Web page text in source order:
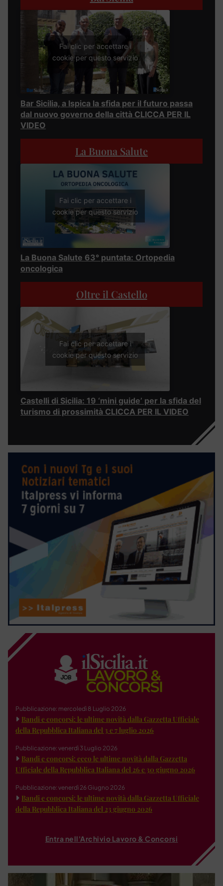
Fai clic per accettare i
cookie per questo servizio
Bar Sicilia, a Ispica la sfida per il futuro passa
dal nuovo governo della città CLICCA PER IL
VIDEO
La Buona Salute
Fai clic per accettare i
cookie per questo servizio
La Buona Salute 63° puntata: Ortopedia
oncologica
Oltre il Castello
Fai clic per accettare i
cookie per questo servizio
Castelli di Sicilia: 19 ‘mini guide’ per la sfida del
turismo di prossimità CLICCA PER IL VIDEO
Pubblicazione: mercoledì 8 Luglio 2026
Bandi e concorsi: le ultime novità dalla Gazzetta Ufficiale
della Repubblica Italiana del 3 e 7 luglio 2026
Pubblicazione: venerdì 3 Luglio 2026
Bandi e concorsi: ecco le ultime novità dalla Gazzetta
Ufficiale della Repubblica Italiana del 26 e 30 giugno 2026
Pubblicazione: venerdì 26 Giugno 2026
Bandi e concorsi: le ultime novità dalla Gazzetta Ufficiale
della Repubblica Italiana del 23 giugno 2026
Entra nell'Archivio Lavoro & Concorsi